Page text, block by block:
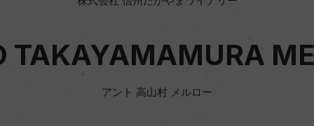
TAKAYAMAMURA
アント 高山村 メルロー